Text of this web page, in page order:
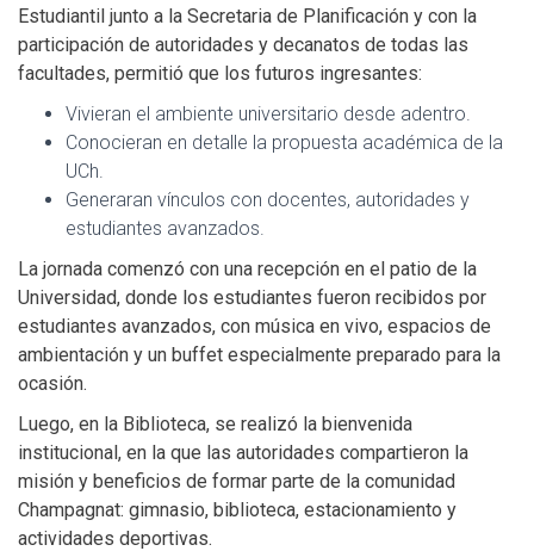
Estudiantil junto a la Secretaria de Planificación y con la
participación de autoridades y decanatos de todas las
facultades, permitió que los futuros ingresantes:
Vivieran el ambiente universitario desde adentro.
Conocieran en detalle la propuesta académica de la
UCh.
Generaran vínculos con docentes, autoridades y
estudiantes avanzados.
La jornada comenzó con una recepción en el patio de la
Universidad, donde los estudiantes fueron recibidos por
estudiantes avanzados, con música en vivo, espacios de
ambientación y un buffet especialmente preparado para la
ocasión.
Luego, en la Biblioteca, se realizó la bienvenida
institucional, en la que las autoridades compartieron la
misión y beneficios de formar parte de la comunidad
Champagnat: gimnasio, biblioteca, estacionamiento y
actividades deportivas.